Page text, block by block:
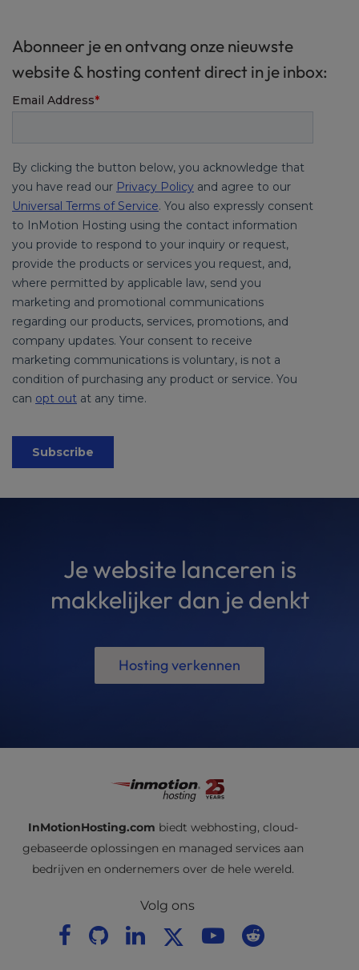
Abonneer je en ontvang onze nieuwste
website & hosting content direct in je inbox:
Je website lanceren is
makkelijker dan je denkt
Hosting verkennen
InMotionHosting.com biedt webhosting, cloud-
gebaseerde oplossingen en managed services aan
bedrijven en ondernemers over de hele wereld.
Volg ons